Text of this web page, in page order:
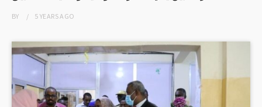
BY 5 YEARSAGO